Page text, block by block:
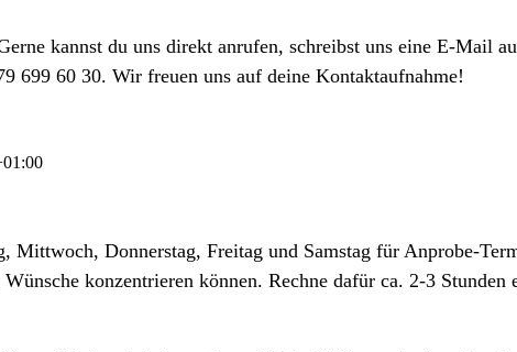
kannst du uns direkt anrufen, schreibst uns eine E-Mail
699 60 30. Wir freuen uns auf deine Kontaktaufnahme!
Mittwoch, Donnerstag, Freitag und Samstag für Anprobe-
konzentrieren können. Rechne dafür ca. 2-3